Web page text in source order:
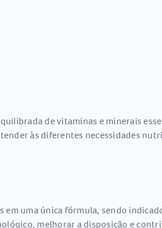
de vitaminas e minerais
às diferentes necessidades
uma única fórmula, sendo
melhorar a disposição e